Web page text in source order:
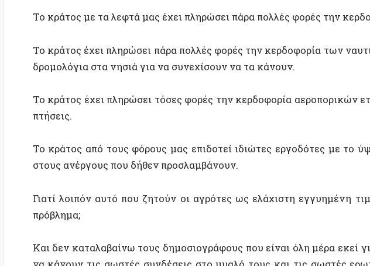
στους ανέργους που δήθεν προσλαμβάνουν.
πρόβλημα;
να κάνουν τις σωστές συνδέσεις στο μυαλό τους και τις σωστές ερωτήσεις,
που ζητούν οι αγρότες αντί να σκεφτούν αυτό που έγραψα πιο πάνω.
Έχει καταλάβει κάποιος από όλους αυτούς που αντιδρούν πόσο σημαντικό
δική της αγροτική παραγωγή και κτηνοτροφία;
εθνικής ασφάλειας είναι να έχει η χώρα εθνική παραγωγή σε τροφή. Να
επάρκεια τις ανάγκες του πληθυσμού και όχι να την αφήσουμε να